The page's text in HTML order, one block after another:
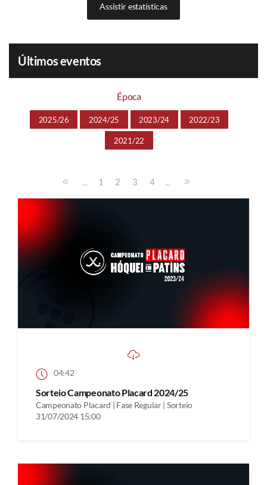
Assistir estatísticas
Últimos eventos
Época
2025/26 2024/25 2023/24 2022/23
2021/22
... 1 2 3 4 ...
04:42
Sorteio Campeonato Placard 2024/25
Campeonato Placard | Fase Regular | Sorteio
31/07/2024 15:00